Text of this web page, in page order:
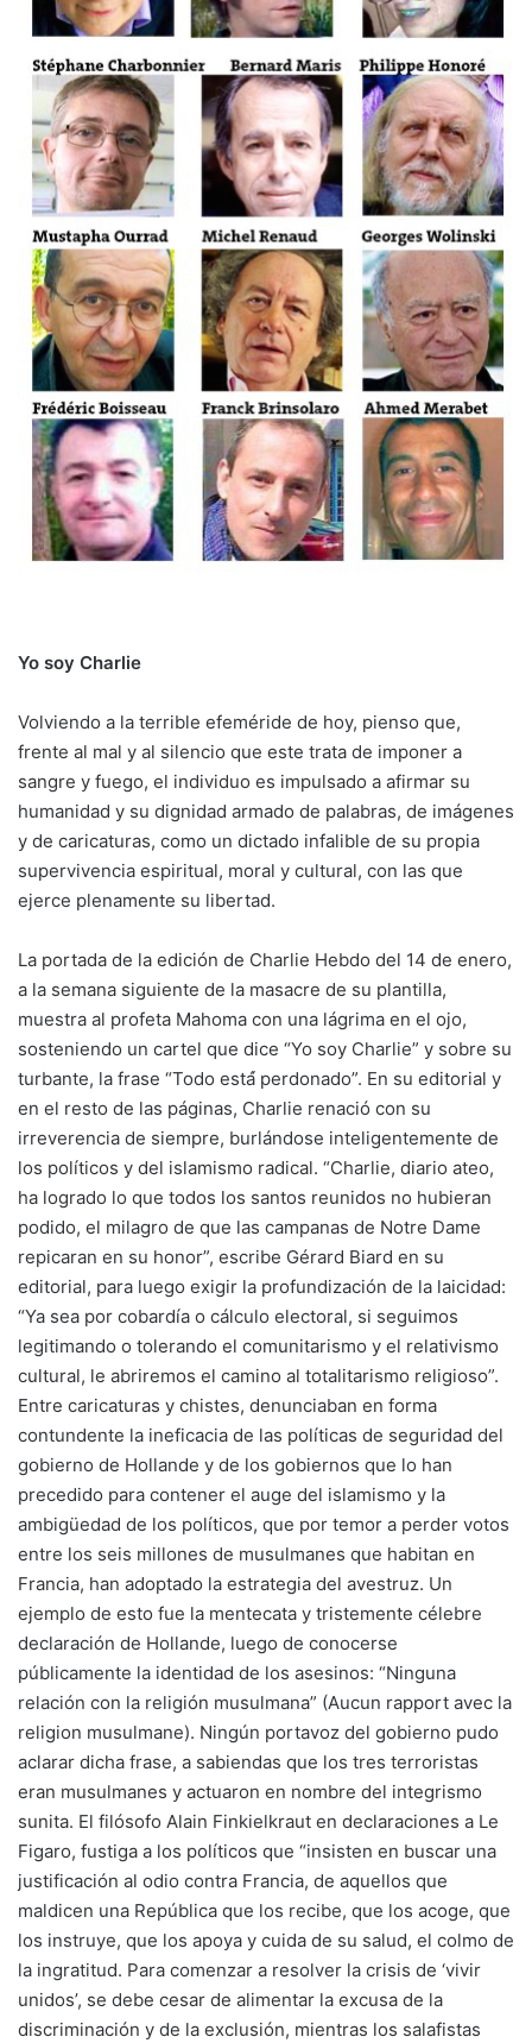
Yo soy Charlie
Volviendo a la terrible efeméride de hoy, pienso que,
frente al mal y al silencio que este trata de imponer a
sangre y fuego, el individuo es impulsado a afirmar su
humanidad y su dignidad armado de palabras, de imágenes
y de caricaturas, como un dictado infalible de su propia
supervivencia espiritual, moral y cultural, con las que
ejerce plenamente su libertad.
La portada de la edición de Charlie Hebdo del 14 de enero,
a la semana siguiente de la masacre de su plantilla,
muestra al profeta Mahoma con una lágrima en el ojo,
sosteniendo un cartel que dice “Yo soy Charlie” y sobre su
turbante, la frase “Todo está́ perdonado”. En su editorial y
en el resto de las páginas, Charlie renació con su
irreverencia de siempre, burlándose inteligentemente de
los políticos y del islamismo radical. “Charlie, diario ateo,
ha logrado lo que todos los santos reunidos no hubieran
podido, el milagro de que las campanas de Notre Dame
repicaran en su honor”, escribe Gérard Biard en su
editorial, para luego exigir la profundización de la laicidad:
“Ya sea por cobardía o cálculo electoral, si seguimos
legitimando o tolerando el comunitarismo y el relativismo
cultural, le abriremos el camino al totalitarismo religioso”.
Entre caricaturas y chistes, denunciaban en forma
contundente la ineficacia de las políticas de seguridad del
gobierno de Hollande y de los gobiernos que lo han
precedido para contener el auge del islamismo y la
ambigüedad de los políticos, que por temor a perder votos
entre los seis millones de musulmanes que habitan en
Francia, han adoptado la estrategia del avestruz. Un
ejemplo de esto fue la mentecata y tristemente célebre
declaración de Hollande, luego de conocerse
públicamente la identidad de los asesinos: “Ninguna
relación con la religión musulmana” (Aucun rapport avec la
religion musulmane). Ningún portavoz del gobierno pudo
aclarar dicha frase, a sabiendas que los tres terroristas
eran musulmanes y actuaron en nombre del integrismo
sunita. El filósofo Alain Finkielkraut en declaraciones a Le
Figaro, fustiga a los políticos que “insisten en buscar una
justificación al odio contra Francia, de aquellos que
maldicen una República que los recibe, que los acoge, que
los instruye, que los apoya y cuida de su salud, el colmo de
la ingratitud. Para comenzar a resolver la crisis de ‘vivir
unidos’, se debe cesar de alimentar la excusa de la
discriminación y de la exclusión, mientras los salafistas